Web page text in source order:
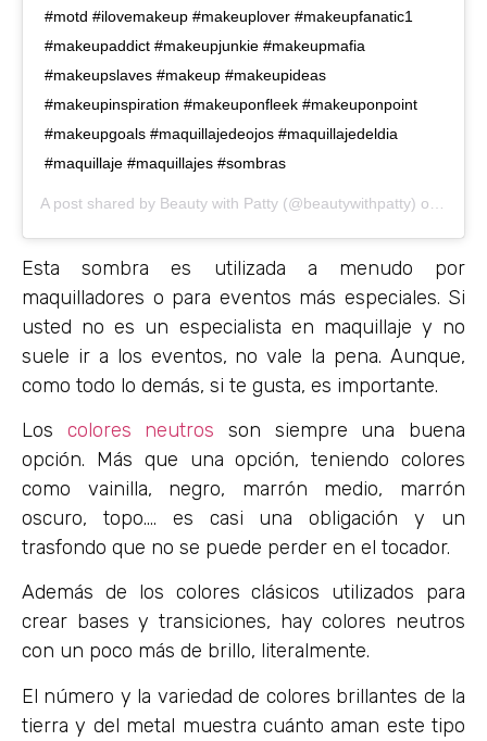
#motd #ilovemakeup #makeuplover #makeupfanatic1
#makeupaddict #makeupjunkie #makeupmafia
#makeupslaves #makeup #makeupideas
#makeupinspiration #makeuponfleek #makeuponpoint
#makeupgoals #maquillajedeojos #maquillajedeldia
#maquillaje #maquillajes #sombras
A post shared by Beauty with Patty (@beautywithpatty) on Aug
Esta sombra es utilizada a menudo por
maquilladores o para eventos más especiales. Si
usted no es un especialista en maquillaje y no
suele ir a los eventos, no vale la pena. Aunque,
como todo lo demás, si te gusta, es importante.
Los colores neutros son siempre una buena
opción. Más que una opción, teniendo colores
como vainilla, negro, marrón medio, marrón
oscuro, topo…. es casi una obligación y un
trasfondo que no se puede perder en el tocador.
Además de los colores clásicos utilizados para
crear bases y transiciones, hay colores neutros
con un poco más de brillo, literalmente.
El número y la variedad de colores brillantes de la
tierra y del metal muestra cuánto aman este tipo